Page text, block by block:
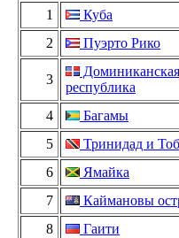
1
Куба
2
Пуэрто Рико
3
Доминиканская
республика
4 Багамы
5
Тринидад и
6
Ямайка
7
Каймановы
8
Гаити